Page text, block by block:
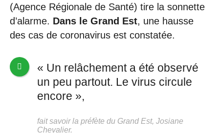
(Agence Régionale de Santé) tire la sonnette
d’alarme. Dans le Grand Est, une hausse
des cas de coronavirus est constatée.
« Un relâchement a été observé
un peu partout. Le virus circule
encore »,
fait savoir la préfète du Grand Est, Josiane
Chevalier.